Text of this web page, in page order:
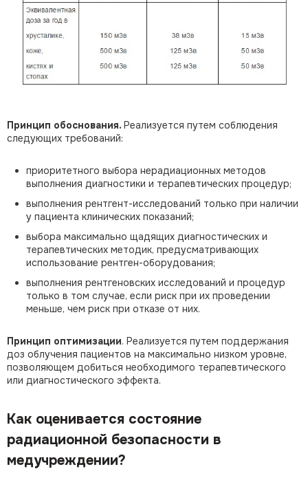
Принцип обоснования. Реализуется путем соблюдения
следующих требований:
приоритетного выбора нерадиационных методов
выполнения диагностики и терапевтических процедур;
выполнения рентгент-исследований только при наличии
у пациента клинических показаний;
выбора максимально щадящих диагностических и
терапевтических методик, предусматривающих
использование рентген-оборудования;
выполнения рентгеновских исследований и процедур
только в том случае, если риск при их проведении
меньше, чем риск при отказе от них.
Принцип оптимизации. Реализуется путем поддержания
доз облучения пациентов на максимально низком уровне,
позволяющем добиться необходимого терапевтического
или диагностического эффекта.
Как оценивается состояние
радиационной безопасности в
медучреждении?